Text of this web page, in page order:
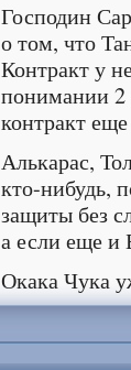
Господин
о том, что
Контракт у
понимании 2
контракт
Алькарас,
кто-нибудь,
защиты без
а если еще и
Окака Чука